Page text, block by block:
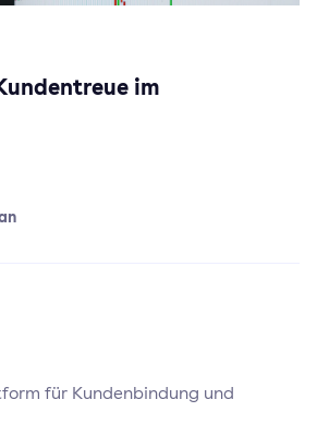
im
für Kundenbindung und